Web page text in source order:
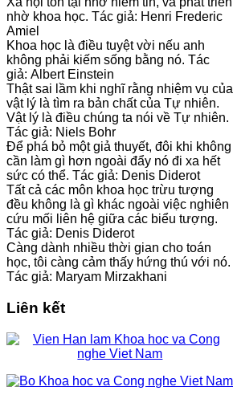
nhờ khoa học. Tác giả: Henri Frederic
Amiel
Khoa học là điều tuyệt vời nếu anh
không phải kiếm sống bằng nó. Tác
giả: Albert Einstein
Thật sai lầm khi nghĩ rằng nhiệm vụ của
vật lý là tìm ra bản chất của Tự nhiên.
Vật lý là điều chúng ta nói về Tự nhiên.
Tác giả: Niels Bohr
Để phá bỏ một giả thuyết, đôi khi không
cần làm gì hơn ngoài đẩy nó đi xa hết
sức có thể. Tác giả: Denis Diderot
Tất cả các môn khoa học trừu tượng
đều không là gì khác ngoài việc nghiên
cứu mối liên hệ giữa các biểu tượng.
Tác giả: Denis Diderot
Càng dành nhiều thời gian cho toán
học, tôi càng cảm thấy hứng thú với nó.
Tác giả: Maryam Mirzakhani
Liên kết